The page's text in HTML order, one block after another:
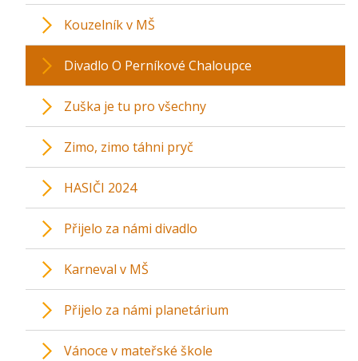
Kouzelník v MŠ
Divadlo O Perníkové Chaloupce
Zuška je tu pro všechny
Zimo, zimo táhni pryč
HASIČI 2024
Přijelo za námi divadlo
Karneval v MŠ
Přijelo za námi planetárium
Vánoce v mateřské škole